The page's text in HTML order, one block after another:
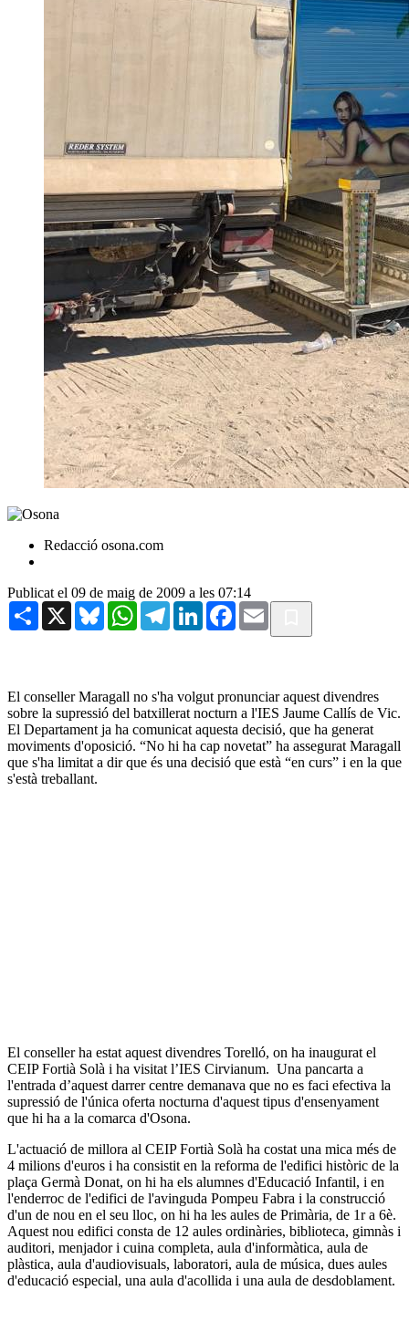
Redacció osona.com
Publicat el 09 de maig de 2009 a les 07:14
Share X BlueskyWhatsAppTelegramLinkedInFacebook
Email
El conseller Maragall no s'ha volgut pronunciar aquest divendres
sobre la supressió del batxillerat nocturn a l'IES Jaume Callís de Vic.
El Departament ja ha comunicat aquesta decisió, que ha generat
moviments d'oposició. “No hi ha cap novetat” ha assegurat Maragall
que s'ha limitat a dir que és una decisió que està “en curs” i en la que
s'està treballant.
El conseller ha estat aquest divendres Torelló, on ha inaugurat el
CEIP Fortià Solà i ha visitat l’IES Cirvianum. Una pancarta a
l'entrada d’aquest darrer centre demanava que no es faci efectiva la
supressió de l'única oferta nocturna d'aquest tipus d'ensenyament
que hi ha a la comarca d'Osona.
L'actuació de millora al CEIP Fortià Solà ha costat una mica més de
4 milions d'euros i ha consistit en la reforma de l'edifici històric de la
plaça Germà Donat, on hi ha els alumnes d'Educació Infantil, i en
l'enderroc de l'edifici de l'avinguda Pompeu Fabra i la construcció
d'un de nou en el seu lloc, on hi ha les aules de Primària, de 1r a 6è.
Aquest nou edifici consta de 12 aules ordinàries, biblioteca, gimnàs i
auditori, menjador i cuina completa, aula d'informàtica, aula de
plàstica, aula d'audiovisuals, laboratori, aula de música, dues aules
d'educació especial, una aula d'acollida i una aula de desdoblament.